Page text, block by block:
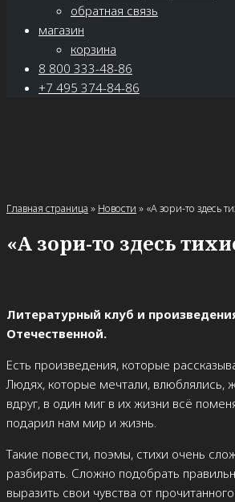
обратная связь
магазин
корзина
8 800 333-48-86
+7 495 374-84-86
Главная страница » Новости » «А зори-то здесь
«А зори-то здесь
Литературный клуб и
Отечественной.
Есть произведения, которые
Людях, которые мечтали, влюблялись,
вдруг, в один миг в их жизни всё
подарил нам мир и жизнь.
Такие повести, поэмы, стихи очень
разбирать. Сложно подобрать
выразить свои чувства от